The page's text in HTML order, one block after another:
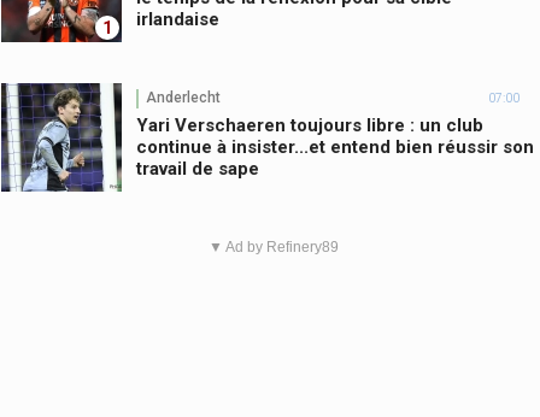
1
irlandaise
Anderlecht 07:00
Yari Verschaeren toujours libre : un club
continue à insister...et entend bien réussir son
travail de sape
▼ Ad by Refinery89